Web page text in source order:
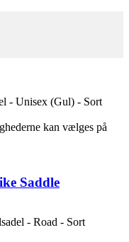
kan vælges på
Saddle